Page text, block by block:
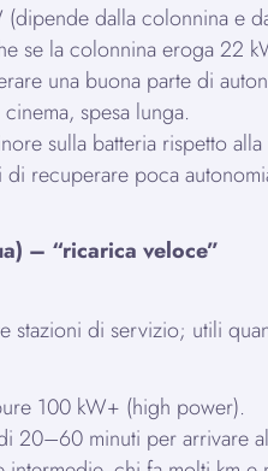
dalla colonnina e
se la colonnina eroga 22
una buona parte di
spesa lunga.
sulla batteria rispetto
di recuperare poca
– “ricarica veloce”
stazioni di servizio; utili
100 kW+ (high power).
20–60 minuti per arrivare